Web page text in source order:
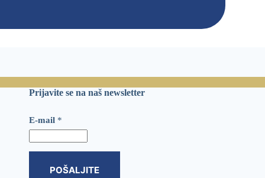
Prijavite se na naš newsletter
E
-
m
a
E-mail *
POŠALJITE